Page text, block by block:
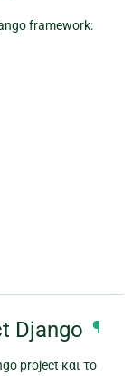
framework:
Django ¶
project και το